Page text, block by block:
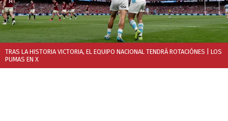
TRAS LA HISTORIA VICTORIA, EL EQUIPO NACIONAL TENDRÁ ROTACIÓNES | LOS
PUMAS EN X